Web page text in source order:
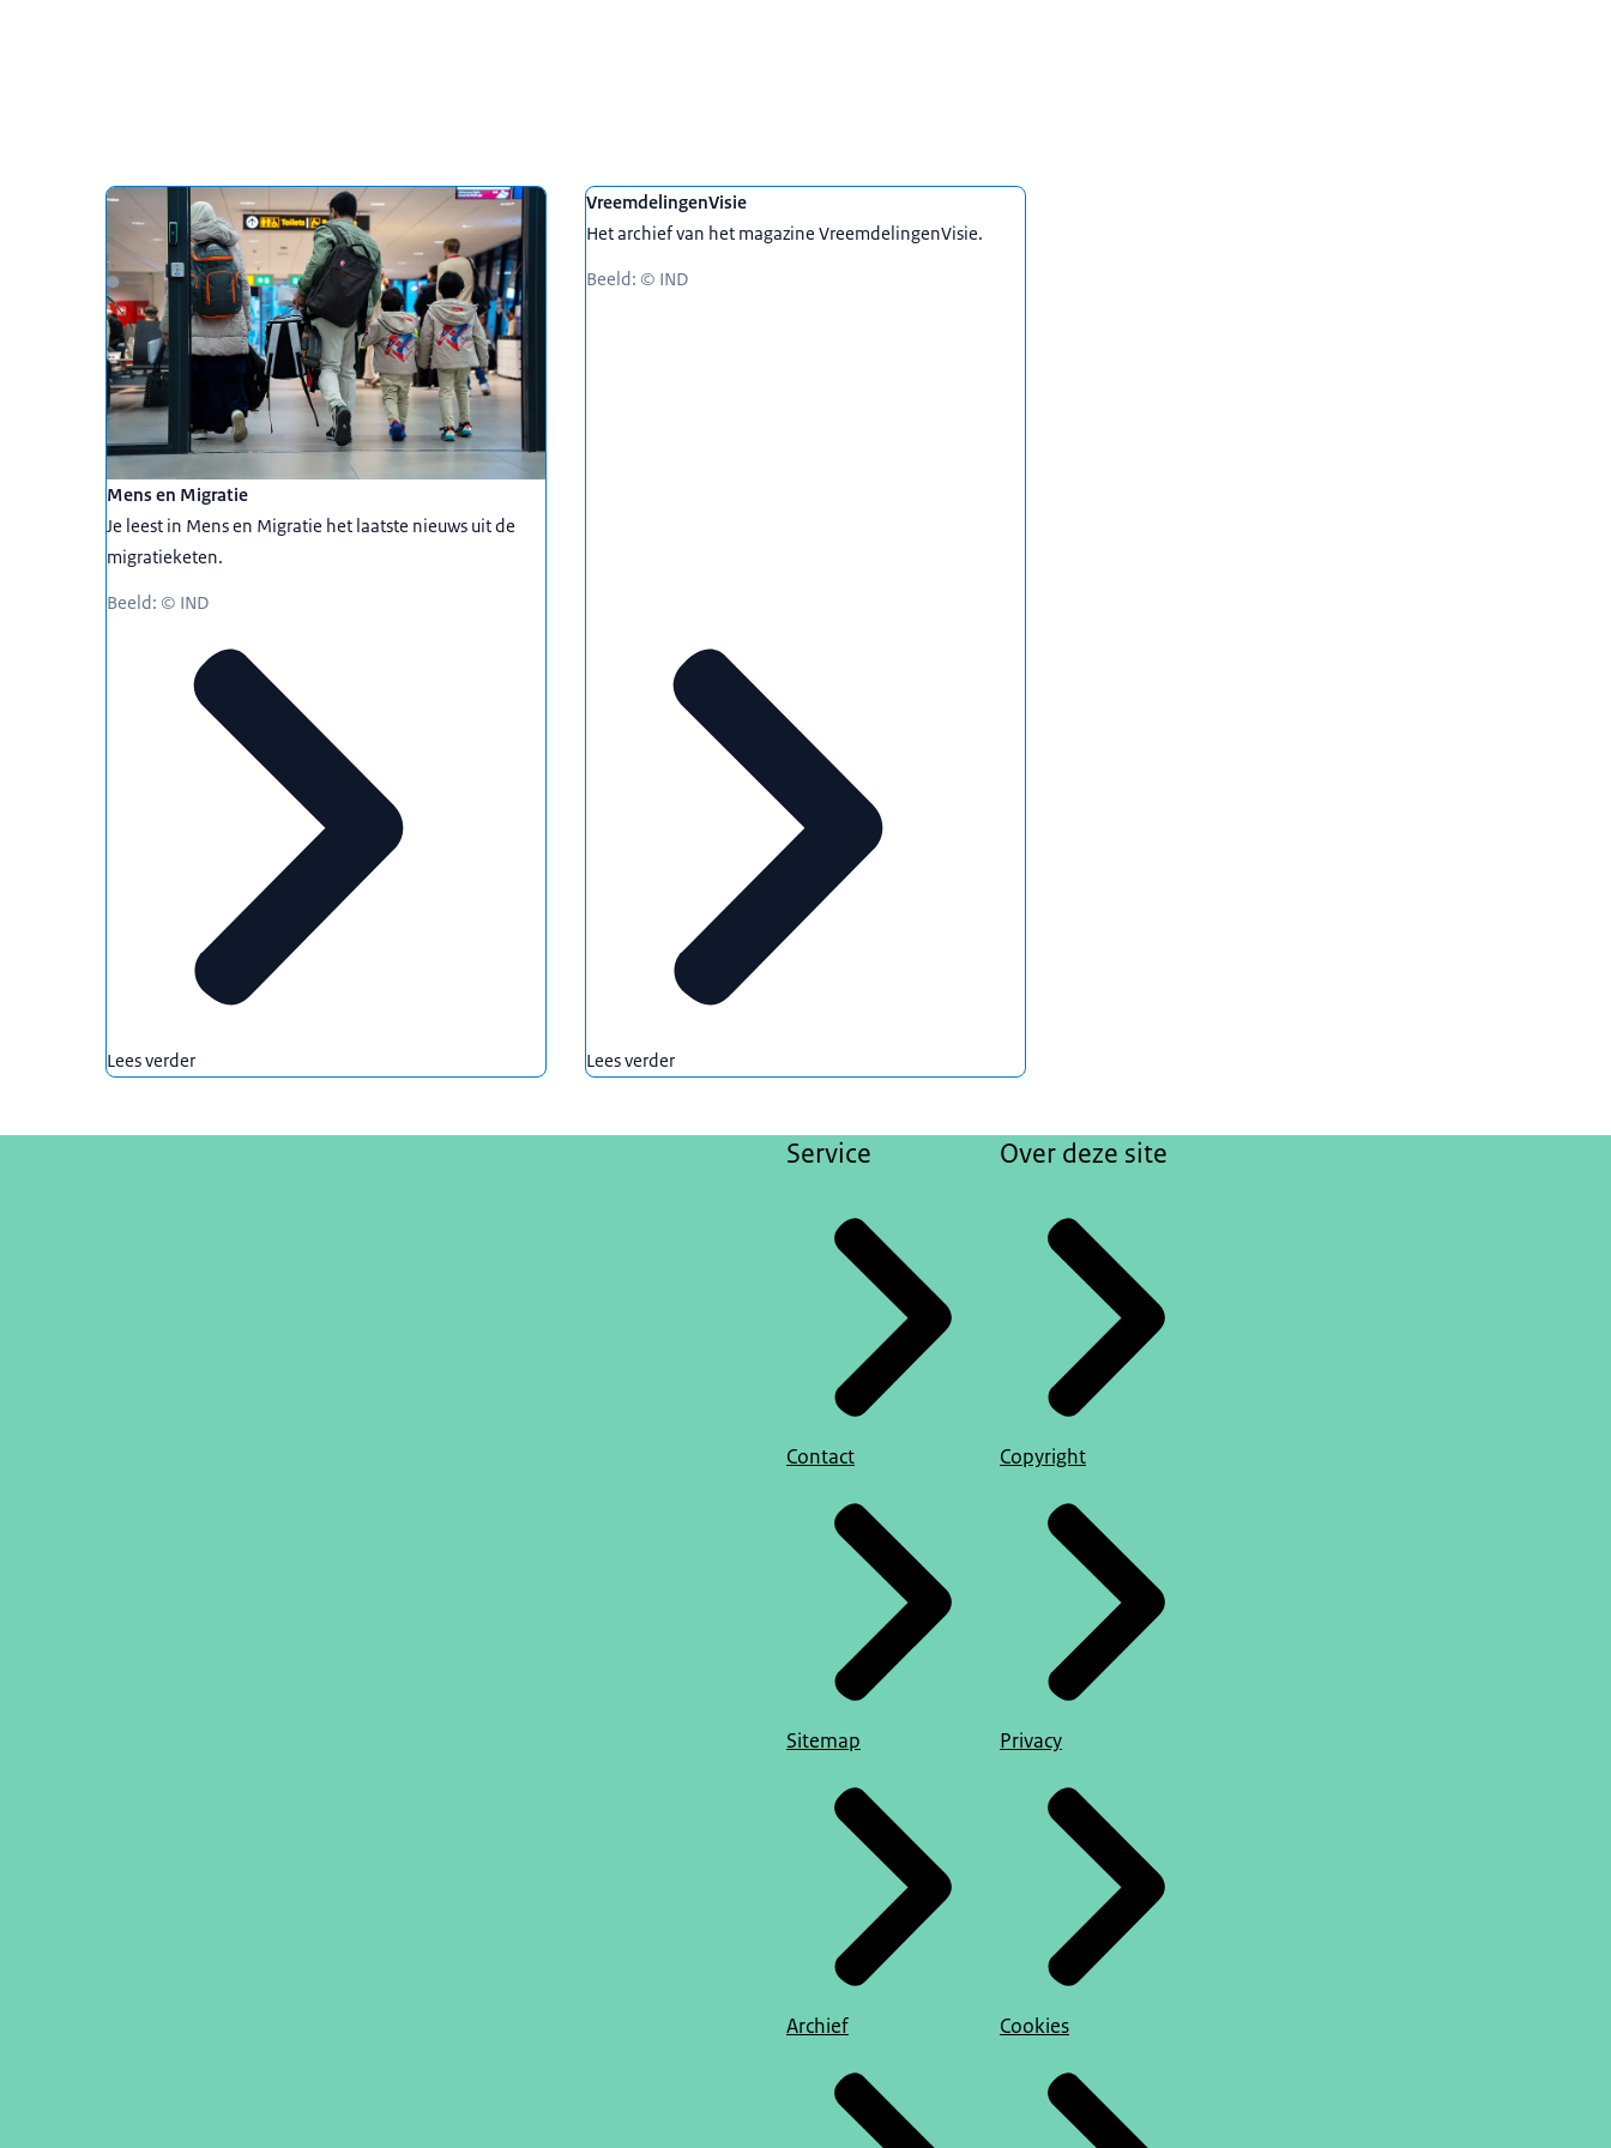
Uitgelicht
Mens en Migratie
Je leest in Mens en Migratie het laatste nieuws uit de
migratieketen.
Beeld: © IND
Lees verder
VreemdelingenVisie
Het archief van het magazine VreemdelingenVisie.
Beeld: © IND
Lees verder
Service
Contact
Sitemap
Archief
Over deze site
Copyright
Privacy
Cookies